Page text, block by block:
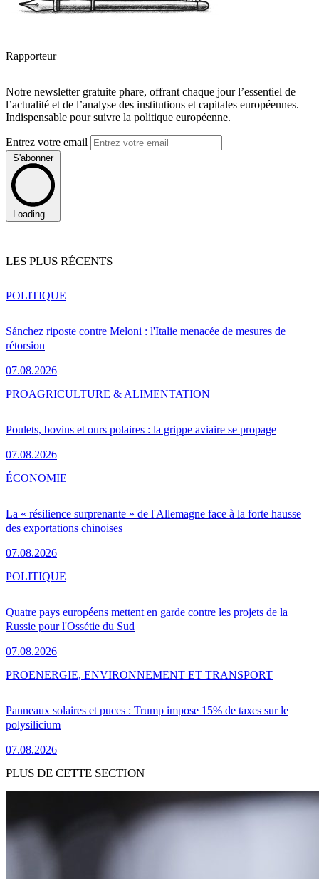
Rapporteur
Notre newsletter gratuite phare, offrant chaque jour l’essentiel de
l’actualité et de l’analyse des institutions et capitales européennes.
Indispensable pour suivre la politique européenne.
Entrez votre email
S'abonner
Loading...
LES PLUS RÉCENTS
Sánchez riposte contre Meloni : l'Italie menacée de mesures de
rétorsion
07.08.2026
POLITIQUE
Poulets, bovins et ours polaires : la grippe aviaire se propage
07.08.2026
PROAGRICULTURE & ALIMENTATION
La « résilience surprenante » de l'Allemagne face à la forte hausse
des exportations chinoises
07.08.2026
ÉCONOMIE
Quatre pays européens mettent en garde contre les projets de la
Russie pour l'Ossétie du Sud
07.08.2026
POLITIQUE
Panneaux solaires et puces : Trump impose 15% de taxes sur le
polysilicium
07.08.2026
PROENERGIE, ENVIRONNEMENT ET TRANSPORT
PLUS DE CETTE SECTION